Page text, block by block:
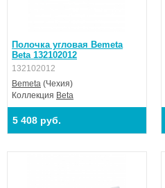
Полочка угловая Bemeta
Beta 132102012
132102012
Bemeta (Чехия)
Коллекция Beta
5 408 руб.